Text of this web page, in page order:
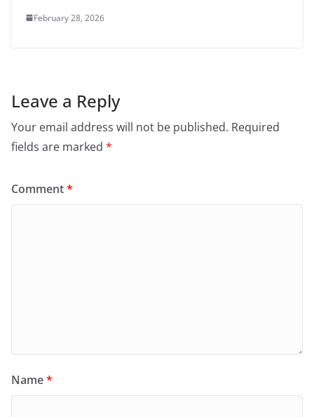
February 28, 2026
Leave a Reply
Your email address will not be published. Required
fields are marked *
Comment*
Name*